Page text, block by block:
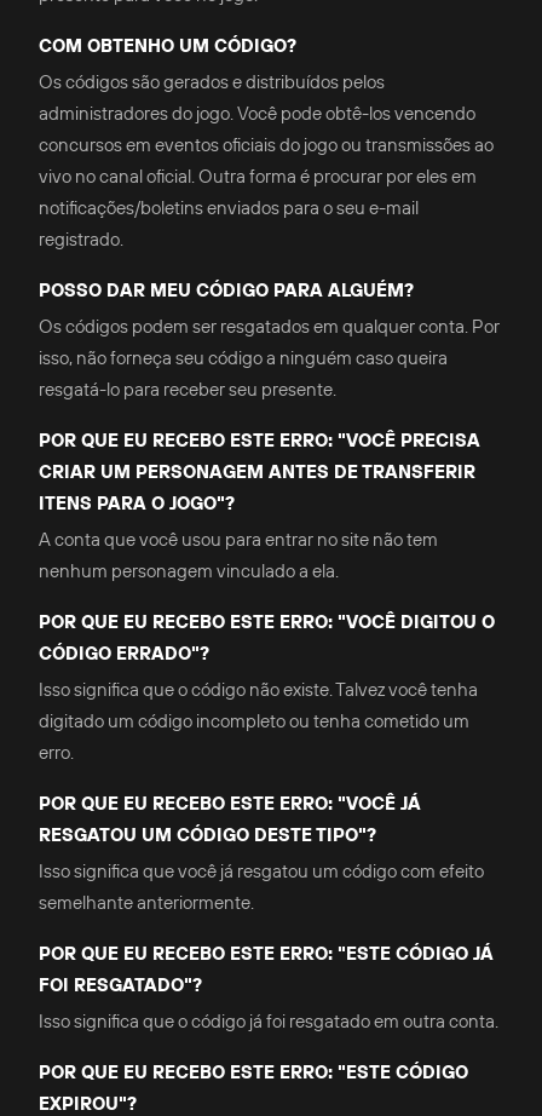
COM OBTENHO UM CÓDIGO?
Os códigos são gerados e distribuídos pelos
administradores do jogo. Você pode obtê-los vencendo
concursos em eventos oficiais do jogo ou transmissões ao
vivo no canal oficial. Outra forma é procurar por eles em
notificações/boletins enviados para o seu e-mail
registrado.
POSSO DAR MEU CÓDIGO PARA ALGUÉM?
Os códigos podem ser resgatados em qualquer conta. Por
isso, não forneça seu código a ninguém caso queira
resgatá-lo para receber seu presente.
POR QUE EU RECEBO ESTE ERRO: "VOCÊ PRECISA
CRIAR UM PERSONAGEM ANTES DE TRANSFERIR
ITENS PARA O JOGO"?
A conta que você usou para entrar no site não tem
nenhum personagem vinculado a ela.
POR QUE EU RECEBO ESTE ERRO: "VOCÊ DIGITOU O
CÓDIGO ERRADO"?
Isso significa que o código não existe. Talvez você tenha
digitado um código incompleto ou tenha cometido um
erro.
POR QUE EU RECEBO ESTE ERRO: "VOCÊ JÁ
RESGATOU UM CÓDIGO DESTE TIPO"?
Isso significa que você já resgatou um código com efeito
semelhante anteriormente.
POR QUE EU RECEBO ESTE ERRO: "ESTE CÓDIGO JÁ
FOI RESGATADO"?
Isso significa que o código já foi resgatado em outra conta.
POR QUE EU RECEBO ESTE ERRO: "ESTE CÓDIGO
EXPIROU"?